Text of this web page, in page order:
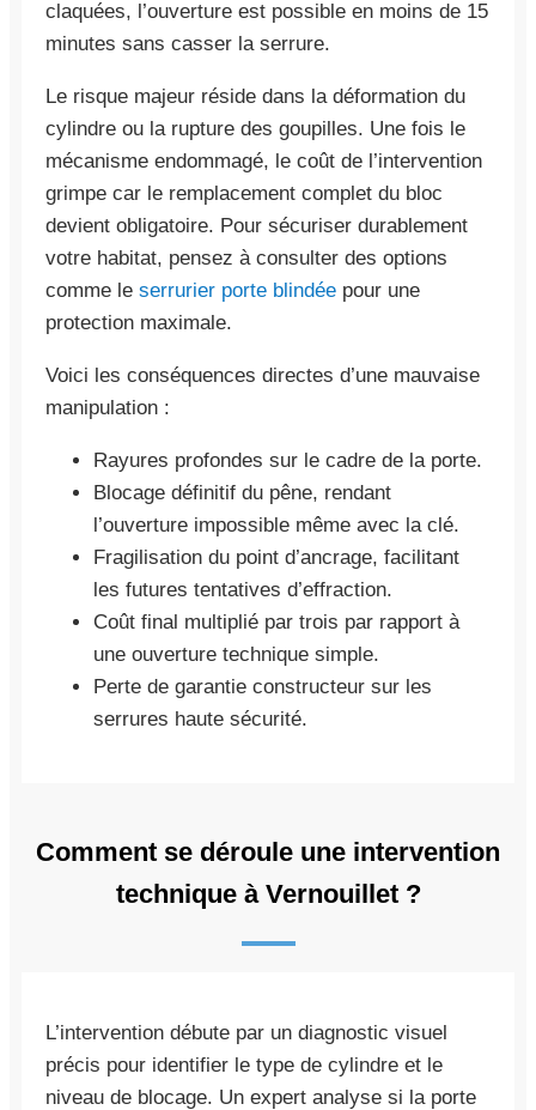
claquées, l’ouverture est possible en moins de 15
minutes sans casser la serrure.
Le risque majeur réside dans la déformation du
cylindre ou la rupture des goupilles. Une fois le
mécanisme endommagé, le coût de l’intervention
grimpe car le remplacement complet du bloc
devient obligatoire. Pour sécuriser durablement
votre habitat, pensez à consulter des options
comme le serrurier porte blindée pour une
protection maximale.
Voici les conséquences directes d’une mauvaise
manipulation :
Rayures profondes sur le cadre de la porte.
Blocage définitif du pêne, rendant
l’ouverture impossible même avec la clé.
Fragilisation du point d’ancrage, facilitant
les futures tentatives d’effraction.
Coût final multiplié par trois par rapport à
une ouverture technique simple.
Perte de garantie constructeur sur les
serrures haute sécurité.
Comment se déroule une intervention
technique à Vernouillet ?
L’intervention débute par un diagnostic visuel
précis pour identifier le type de cylindre et le
niveau de blocage. Un expert analyse si la porte